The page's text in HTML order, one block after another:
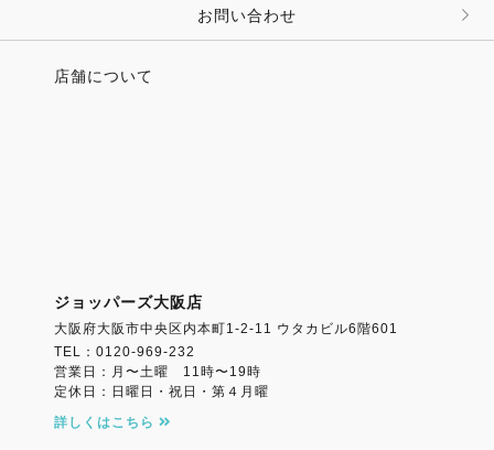
お問い合わせ
店舗について
ジョッパーズ大阪店
大阪府大阪市中央区内本町1-2-11 ウタカビル6階601
TEL：0120-969-232
営業日：月〜土曜 11時〜19時
定休日：日曜日・祝日・第４月曜
詳しくはこちら